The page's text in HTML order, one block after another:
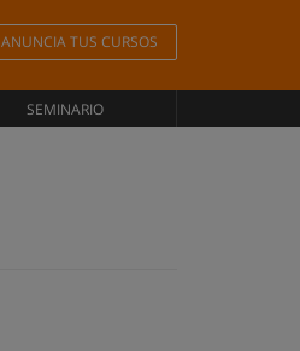
ANUNCIA TUS CURSOS
SEMINARIO